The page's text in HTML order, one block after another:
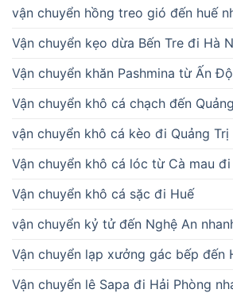
vận chuyển hồng treo gió đến huế
Vận chuyển kẹo dừa Bến Tre đi Hà
Vận chuyển khăn Pashmina từ Ấn
Vận chuyển khô cá chạch đến
vận chuyển khô cá kèo đi Quảng Trị
Vận chuyển khô cá lóc từ Cà mau
Vận chuyển khô cá sặc đi Huế
vận chuyển kỷ tử đến Nghệ An
Vận chuyển lạp xưởng gác bếp đến
Vận chuyển lê Sapa đi Hải Phòng